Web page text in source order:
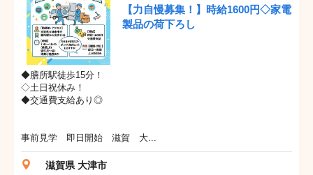
【力自慢募集！】時給1600円◇家電
製品の荷下ろし
◆膳所駅徒歩15分！
◇土日祝休み！
◆交通費支給あり◎
事前見学 即日開始 滋賀 大...
滋賀県 大津市